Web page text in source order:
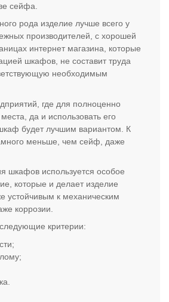
сейфа.
рода изделие лучше всего у
производителей, с хорошей
интернет магазина, которые
шкафов, не составит труда
необходимым
где для полноценно
да и использовать его
будет лучшим вариантом. К
меньше, чем сейф, даже
шкафов используется особое
которые и делает изделие
устойчивым к механическим
коррозии.
критерии: